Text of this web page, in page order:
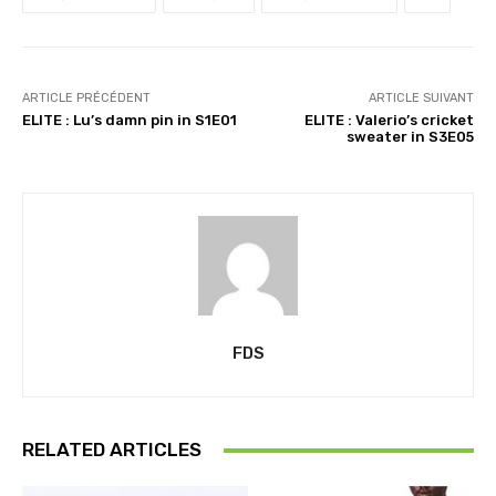
ARTICLE PRÉCÉDENT
ELITE : Lu’s damn pin in S1E01
ARTICLE SUIVANT
ELITE : Valerio’s cricket
sweater in S3E05
FDS
RELATED ARTICLES